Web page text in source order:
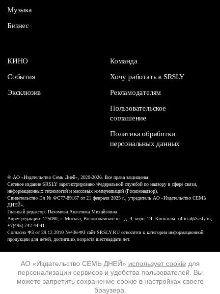
АО «Издательство СЕМЬ ДНЕЙ» использует cookie для
персонализации сервисов и удобства пользователей. Вы
можете запретить сохранение cookie в настройках своего
браузера.
Музыка
Бизнес
КИНО
События
Эксклюзив
Команда
Хочу работать в SRSLY
Рекламодателям
Пользовательское
соглашение
Политика обработки
персональных данных
16+
© АО «Издательство Семь Дней», 2020-2026. Все права защищены.
Сетевое издание SRSLY зарегистрировано Федеральной службой по надзору в сфере связи,
информационных технологий и массовых коммуникаций (Роскомнадзор).
Свидетельство Эл № ФС77-89167 от 21 февраля 2025 г., учредитель АО «Издательство СЕМЬ
ДНЕЙ».
Главный редактор: Пахомова Анжелика Михайловна
Адрес редакции: 125080, г. Москва, Волоколамское ш., д. 4, корп. 24. Контакты: official@srsly.ru,
+7(495) 742-44-41
Согласно ФЗ от 29.12.2010 №436-ФЗ сайт SRSLY.RU относится к категории информационной
продукции для детей, достигших возраста шестнадцати лет.